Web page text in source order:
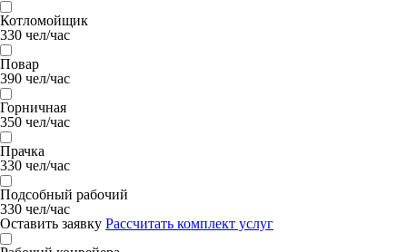
Котломойщик
330 чел/час
Повар
390 чел/час
Горничная
350 чел/час
Прачка
330 чел/час
Подсобный рабочий
330 чел/час
Оставить заявку Рассчитать комплект услуг